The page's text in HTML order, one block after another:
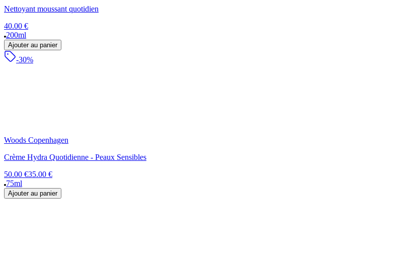
Nettoyant moussant quotidien
40.00 €
200ml
Ajouter au panier
-30%
Woods Copenhagen
Crème Hydra Quotidienne - Peaux Sensibles
50.00 €35.00 €
75ml
Ajouter au panier